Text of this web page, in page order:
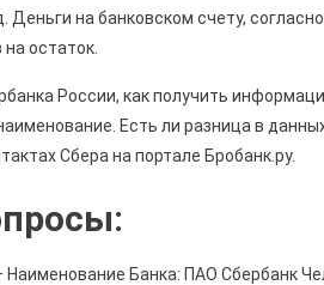
Деньги на банковском счету,
остаток.
России, как получить
Есть ли разница в
Сбера на портале Бробанк.ру.
Наименование Банка: ПАО Сбербанк